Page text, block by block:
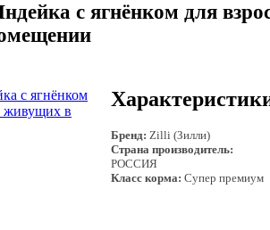
с ягнёнком для
Бренд: Zilli (Зилли)
Страна производитель:
РОССИЯ
Класс корма: Супер премиум